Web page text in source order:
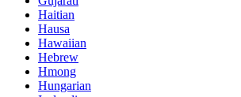
Haitian
Hausa
Hawaiian
Hebrew
Hmong
Hungarian